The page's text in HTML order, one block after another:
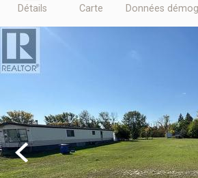
Détails Carte Données
Previous